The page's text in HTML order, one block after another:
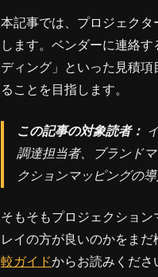
本記事では、プロジェクタ
します。ベンダーに連絡
ディング」といった見積
ることを目指します。
この記事の対象読者：
調達担当者、ブランド
クションマッピングの
そもそもプロジェクショ
レイの方が良いのかをまだ
較ガイド からお読みくださ